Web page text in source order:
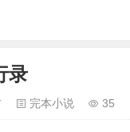
录
完本小说 35